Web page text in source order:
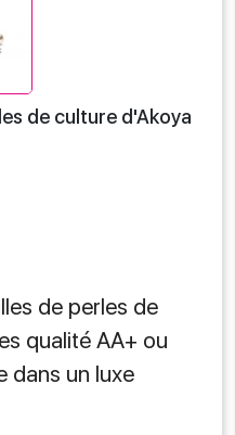
de culture d'Akoya
de perles de
qualité AA+ ou
dans un luxe